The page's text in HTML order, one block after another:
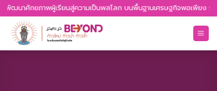
Skip
to
content
ฒนาศักยภาพผู้เรียนสู่ความเป็นพลโลก บนพื้นฐานเศรษฐกิจพอเพียง รั